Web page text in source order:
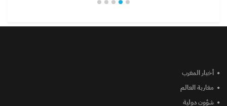
أخبار المغرب
مغاربة العالم
شؤون دولية